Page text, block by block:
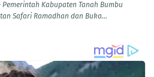
Pemerintah Kabupaten Tanah Bumbu
Safari Ramadhan dan Buka...